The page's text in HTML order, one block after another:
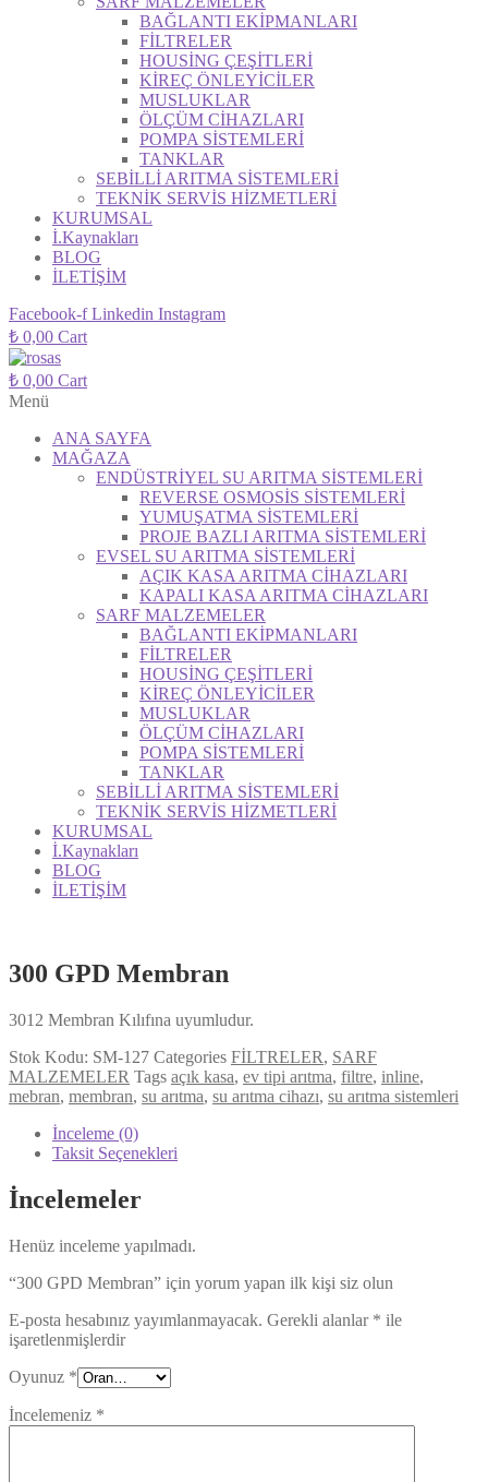
BAĞLANTI EKİPMANLARI
FİLTRELER
HOUSİNG ÇEŞİTLERİ
KİREÇ ÖNLEYİCİLER
MUSLUKLAR
ÖLÇÜM CİHAZLARI
POMPA SİSTEMLERİ
TANKLAR
SEBİLLİ ARITMA SİSTEMLERİ
TEKNİK SERVİS HİZMETLERİ
KURUMSAL
İ.Kaynakları
BLOG
İLETİŞİM
Facebook-f Linkedin Instagram
₺ 0,00 Cart
₺ 0,00 Cart
Menü
ANA SAYFA
MAĞAZA
ENDÜSTRİYEL SU ARITMA SİSTEMLERİ
REVERSE OSMOSİS SİSTEMLERİ
YUMUŞATMA SİSTEMLERİ
PROJE BAZLI ARITMA SİSTEMLERİ
EVSEL SU ARITMA SİSTEMLERİ
AÇIK KASA ARITMA CİHAZLARI
KAPALI KASA ARITMA CİHAZLARI
SARF MALZEMELER
BAĞLANTI EKİPMANLARI
FİLTRELER
HOUSİNG ÇEŞİTLERİ
KİREÇ ÖNLEYİCİLER
MUSLUKLAR
ÖLÇÜM CİHAZLARI
POMPA SİSTEMLERİ
TANKLAR
SEBİLLİ ARITMA SİSTEMLERİ
TEKNİK SERVİS HİZMETLERİ
KURUMSAL
İ.Kaynakları
BLOG
İLETİŞİM
300 GPD Membran
3012 Membran Kılıfına uyumludur.
Stok Kodu: SM-127 Categories FİLTRELER, SARF
MALZEMELER Tags açık kasa, ev tipi arıtma, filtre, inline,
mebran, membran, su arıtma, su arıtma cihazı, su arıtma sistemleri
İnceleme (0)
Taksit Seçenekleri
İncelemeler
Henüz inceleme yapılmadı.
“300 GPD Membran” için yorum yapan ilk kişi siz olun
E-posta hesabınız yayımlanmayacak. Gerekli alanlar * ile
işaretlenmişlerdir
Oyunuz *
İncelemeniz *